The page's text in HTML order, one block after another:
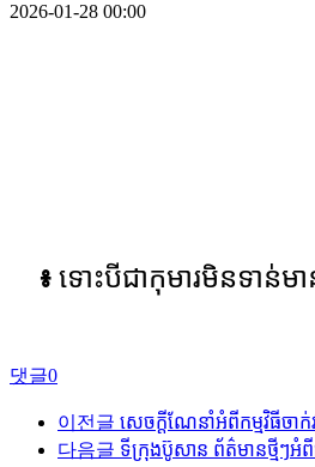
2026-01-28 00:00
៖ ទោះបីជាកុមារមិនទាន់
댓글0
이전글 សេចក្តីណែនាំអំពីកម្មវិធីចាក់
다음글 ទីក្រុងប៊ូសាន ព័ត៌មានថ្មីៗអំ